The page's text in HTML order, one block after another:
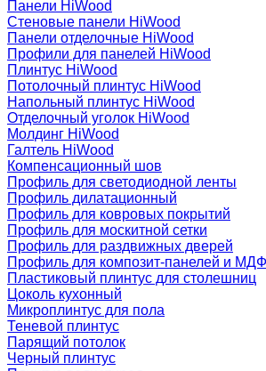
Панели HiWood
Стеновые панели HiWood
Панели отделочные HiWood
Профили для панелей HiWood
Плинтус HiWood
Потолочный плинтус HiWood
Напольный плинтус HiWood
Отделочный уголок HiWood
Молдинг HiWood
Галтель HiWood
Компенсационный шов
Профиль для светодиодной ленты
Профиль дилатационный
Профиль для ковровых покрытий
Профиль для москитной сетки
Профиль для раздвижных дверей
Профиль для композит-панелей и
Пластиковый плинтус для столешниц
Цоколь кухонный
Микроплинтус для пола
Теневой плинтус
Парящий потолок
Черный плинтус